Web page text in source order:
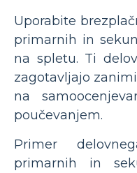
Uporabite
primarnih in
na spletu. Ti
zagotavljajo
na
poučevanjem.
Primer
primarnih in